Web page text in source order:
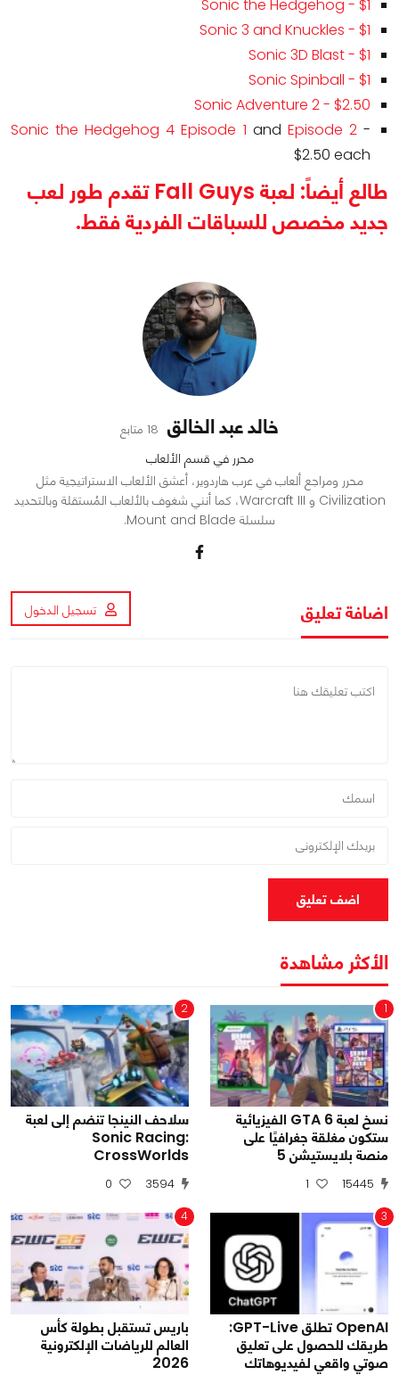
Sonic the Hedgehog - $1
Sonic 3 and Knuckles - $1
Sonic 3D Blast - $1
Sonic Spinball - $1
Sonic Adventure 2 - $2.50
Sonic the Hedgehog 4 Episode 1 and Episode 2-
$2.50 each
طالع أيضاً: لعبة Fall Guys تقدم طور لعب
جديد مخصص للسباقات الفردية فقط.
خالد عبد الخالق 18 متابع
محرر في قسم الألعاب
محرر ومراجع ألعاب في عرب هاردوير، أعشق الألعاب الاستراتيجية مثل
Civilization و Warcraft III، كما أنني شغوف بالألعاب المُستقلة وبالتحديد
سلسلة Mount and Blade.
اضافة تعليق تسجيل الدخول
اضف تعليق
الأكثر مشاهدة
1
نسخ لعبة GTA 6 الفيزيائية
ستكون مغلقة جغرافيًا على
منصة بلايستيشن 5
15445
1
2
سلاحف النينجا تنضم إلى لعبة
Sonic Racing:
CrossWorlds
3594
0
3
OpenAI تطلق GPT-Live:
طريقك للحصول على تعليق
صوتي واقعي لفيديوهاتك
4
باريس تستقبل بطولة كأس
العالم للرياضات الإلكترونية
2026